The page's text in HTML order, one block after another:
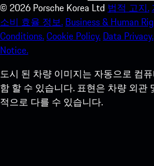
© 2026 Porsche Korea Ltd 법적 고지.
소비 효율 정보. Business & Human
Conditions.Cookie Policy. Data Privacy.
Notice.
도시 된 차량 이미지는 자동으로 컴
함 할 수 있습니다. 표현은 차량 외관
적으로 다를 수 있습니다.